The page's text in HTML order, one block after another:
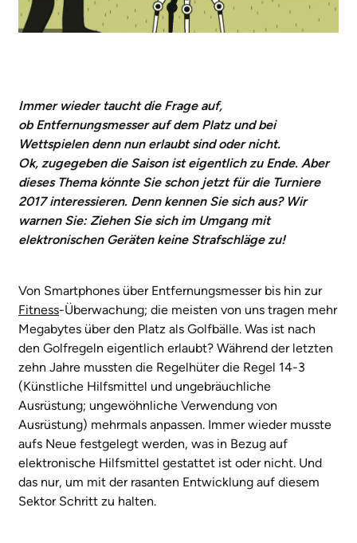
Immer wieder taucht die Frage auf,
ob Entfernungsmesser auf dem Platz und bei
Wettspielen denn nun erlaubt sind oder nicht.
Ok, zugegeben die Saison ist eigentlich zu Ende. Aber
dieses Thema könnte Sie schon jetzt für die Turniere
2017 interessieren. Denn kennen Sie sich aus? Wir
warnen Sie: Ziehen Sie sich im Umgang mit
elektronischen Geräten keine Strafschläge zu!
Von Smartphones über Entfernungsmesser bis hin zur
Fitness-Überwachung; die meisten von uns tragen mehr
Megabytes über den Platz als Golfbälle. Was ist nach
den Golfregeln eigentlich erlaubt? Während der letzten
zehn Jahre mussten die Regelhüter die Regel 14-3
(Künstliche Hilfsmittel und ungebräuchliche
Ausrüstung; ungewöhnliche Verwendung von
Ausrüstung) mehrmals anpassen. Immer wieder musste
aufs Neue festgelegt werden, was in Bezug auf
elektronische Hilfsmittel gestattet ist oder nicht. Und
das nur, um mit der rasanten Entwicklung auf diesem
Sektor Schritt zu halten.